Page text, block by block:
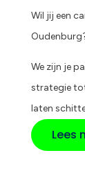
Wil jij een
We zijn je
strategie
laten
Lees